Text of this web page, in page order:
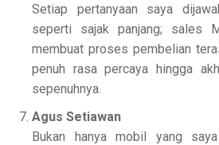
Setiap pertanyaan saya
seperti sajak panjang; sales
membuat proses pembelian
penuh rasa percaya hingga
sepenuhnya.
Agus Setiawan
Bukan hanya mobil yang